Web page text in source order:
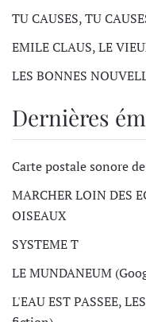
TU CAUSES, TU
EMILE CLAUS, LE
LES BONNES
Dernières
Carte postale sonore
MARCHER LOIN DES
OISEAUX
SYSTEME T
LE MUNDANEUM
L'EAU EST PASSEE,